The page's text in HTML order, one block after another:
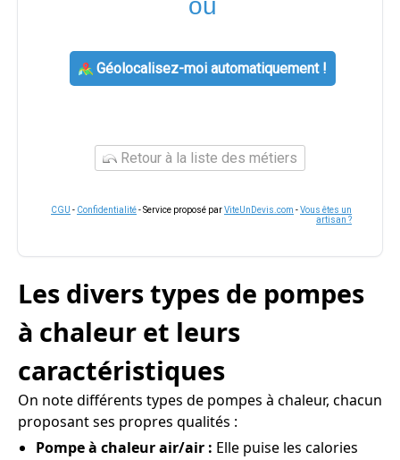
ou
Géolocalisez-moi automatiquement !
Retour à la liste des métiers
CGU - Confidentialité- Service proposé parViteUnDevis.com -Vous êtes un
artisan ?
Les divers types de pompes
à chaleur et leurs
caractéristiques
On note différents types de pompes à chaleur, chacun
proposant ses propres qualités :
Pompe à chaleur air/air : Elle puise les calories